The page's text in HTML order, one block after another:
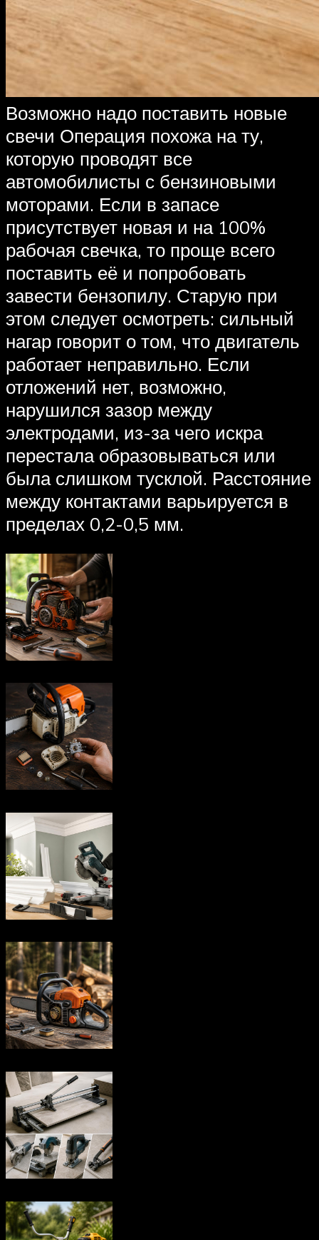
Возможно надо поставить новые
свечи Операция похожа на ту,
которую проводят все
автомобилисты с бензиновыми
моторами. Если в запасе
присутствует новая и на 100%
рабочая свечка, то проще всего
поставить её и попробовать
завести бензопилу. Старую при
этом следует осмотреть: сильный
нагар говорит о том, что двигатель
работает неправильно. Если
отложений нет, возможно,
нарушился зазор между
электродами, из-за чего искра
перестала образовываться или
была слишком тусклой. Расстояние
между контактами варьируется в
пределах 0,2-0,5 мм.